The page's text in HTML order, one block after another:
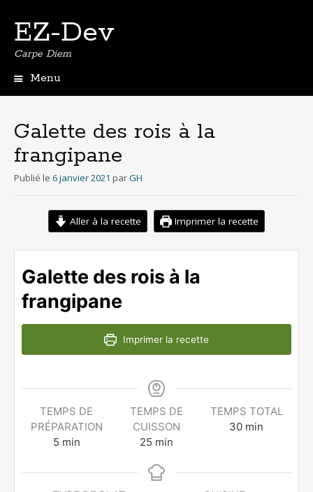
EZ-Dev
Carpe Diem
Menu
principal
Galette des rois à la
frangipane
Publié le 6 janvier 2021 parGH
Aller à la recette Imprimer la recette
Galette des rois à la
frangipane
Imprimer la recette
TEMPS DE
PRÉPARATION
5 min
TEMPS DE
CUISSON
25 min
TEMPS TOTAL
30 min